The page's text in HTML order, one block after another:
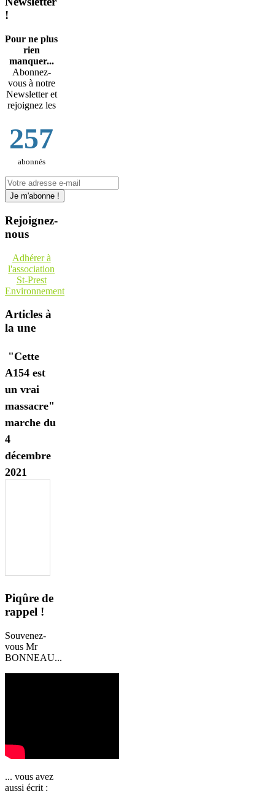
!
Pour ne plus
rien
manquer...
Abonnez-
vous à notre
Newsletter et
rejoignez les
257
abonnés
Rejoignez-
nous
Adhérer à
l'association
St-Prest
Environnement
Articles à
la une
"Cette
A154 est
un vrai
massacre"
marche du
4
décembre
2021
Piqûre de
rappel !
Souvenez-
vous Mr
BONNEAU...
... vous avez
aussi écrit :